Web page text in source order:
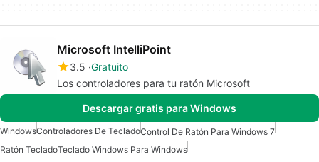
Microsoft IntelliPoint
3.5 Gratuito
Los controladores para tu ratón Microsoft
Descargar gratis para Windows
WindowsControladores De TecladoControl De Ratón Para Windows 7
Ratón TecladoTeclado Windows Para Windows